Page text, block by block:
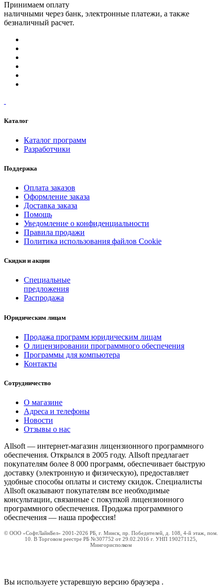
Принимаем оплату
наличными через банк, электронные платежи, а также
безналичный расчет.
Каталог
Каталог программ
Разработчики
Поддержка
Оплата заказов
Оформление заказа
Доставка заказа
Помощь
Уведомление о конфиденциальности
Правила продажи
Политика использования файлов Cookie
Скидки и акции
Специальные
предложения
Распродажа
Юридическим лицам
Продажа программ юридическим лицам
О лицензировании программного обеспечения
Программы для компьютера
Контакты
Сотрудничество
О магазине
Адреса и телефоны
Новости
Отзывы о нас
Allsoft — интернет-магазин лицензионного программного
обеспечения. Открылся в 2005 году. Allsoft предлагает
покупателям более 8 000 программ, обеспечивает быструю
доставку (электронную и физическую), предоставляет
удобные способы оплаты и систему скидок. Специалисты
Allsoft оказывают покупателям все необходимые
консультации, связанные с покупкой лицензионного
программного обеспечения. Продажа программного
обеспечения — наша профессия!
© ООО «СофтЛайнБел» 2001-2026 РБ, г. Минск, пр. Победителей, д. 108, 4-й этаж, пом.
10. В Торговом реестре РБ №307752 от 29.02.2016 г. УНП 190271125,
Мингорисполком
Вы используете устаревшую версию браузера .